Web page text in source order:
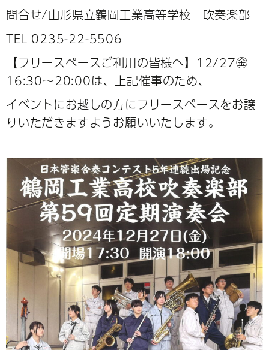
問合せ/山形県立鶴岡工業高等学校 吹奏楽部
TEL 0235-22-5506
【フリースペースご利用の皆様へ】12/27㊎
16:30～20:00は、上記催事のため、
イベントにお越しの方にフリースペースをお譲
りいただきますようお願いいたします。